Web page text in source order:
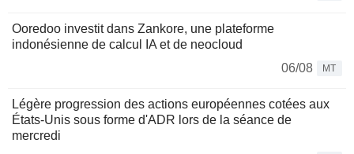
Ooredoo investit dans Zankore, une plateforme
indonésienne de calcul IA et de neocloud
06/08
MT
Légère progression des actions européennes cotées aux
États-Unis sous forme d'ADR lors de la séance de
mercredi